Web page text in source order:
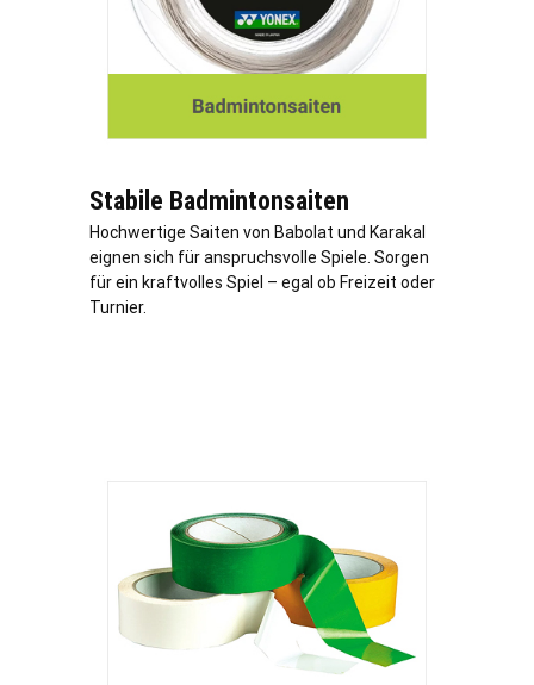
Stabile Badmintonsaiten
Hochwertige Saiten von Babolat und Karakal
eignen sich für anspruchsvolle Spiele. Sorgen
für ein kraftvolles Spiel – egal ob Freizeit oder
Turnier.